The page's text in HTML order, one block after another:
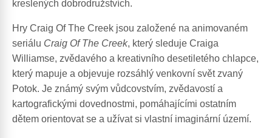
kreslených dobrodružstvích.
Hry Craig Of The Creek jsou založené na animovaném
seriálu Craig Of The Creek, který sleduje Craiga
Williamse, zvědavého a kreativního desetiletého chlapce,
který mapuje a objevuje rozsáhlý venkovní svět zvaný
Potok. Je známý svým vůdcovstvím, zvědavostí a
kartografickými dovednostmi, pomáhajícími ostatním
dětem orientovat se a užívat si vlastní imaginární území.